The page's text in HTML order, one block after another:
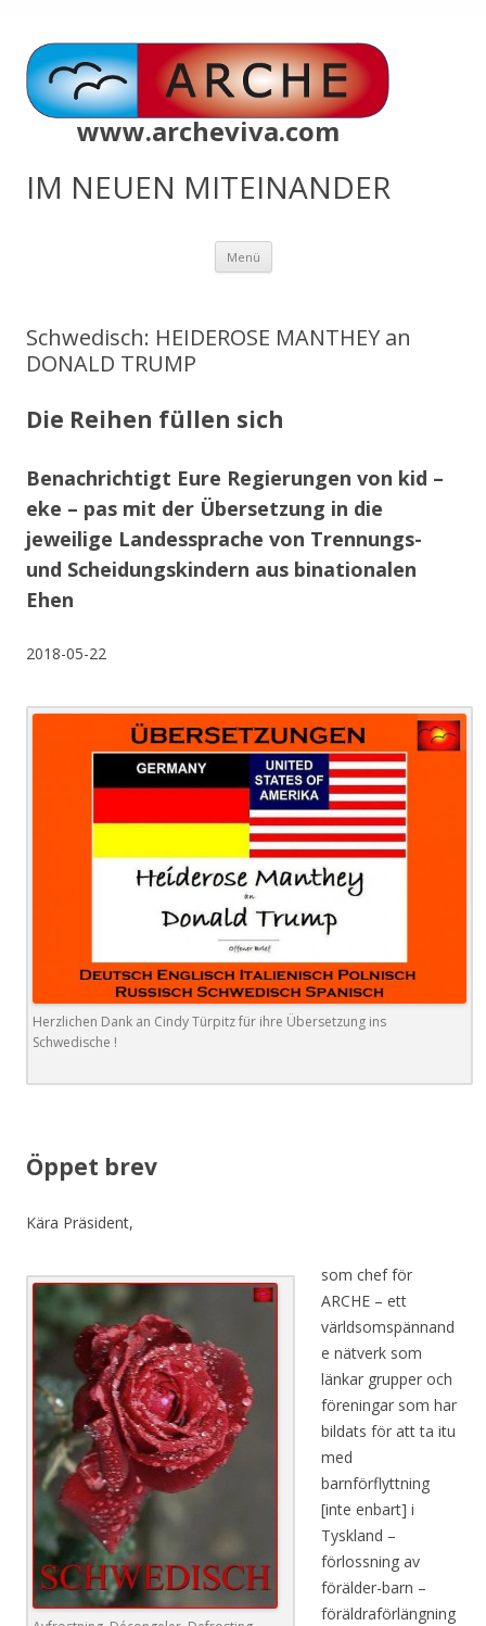
www.archeviva.com
IM NEUEN MITEINANDER
Menü Zum
springen
Schwedisch: HEIDEROSE MANTHEY an
DONALD TRUMP
Die Reihen füllen sich
Benachrichtigt Eure Regierungen von kid –
eke – pas mit der Übersetzung in die
jeweilige Landessprache von Trennungs-
und Scheidungskindern aus binationalen
Ehen
2018-05-22
Herzlichen Dank an Cindy Türpitz für ihre Übersetzung ins
Schwedische !
Öppet brev
Kära Präsident,
som chef för
ARCHE – ett
världsomspännand
e nätverk som
länkar grupper och
föreningar som har
bildats för att ta itu
med
barnförflyttning
[inte enbart] i
Tyskland –
förlossning av
förälder-barn –
föräldraförlängning